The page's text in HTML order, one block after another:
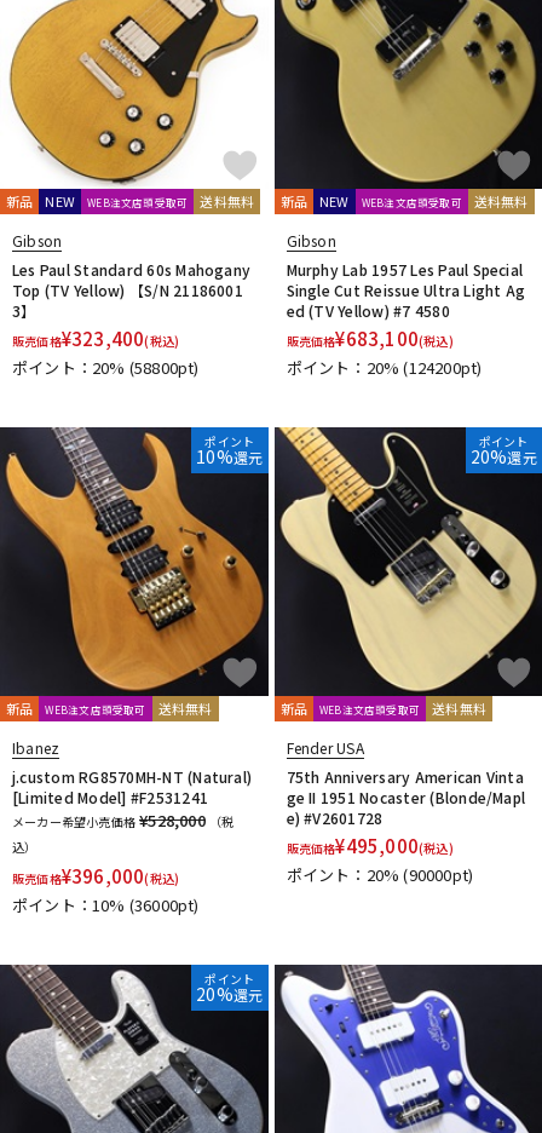
新品 NEW WEB注文店頭受取可 送料無料
Gibson
Les Paul Standard 60s Mahogany
Top (TV Yellow) 【S/N 21186001
3】
販売価格¥323,400(税込)
ポイント：20% (58800pt)
新品 NEW WEB注文店頭受取可 送料無料
Gibson
Murphy Lab 1957 Les Paul Special
Single Cut Reissue Ultra Light Ag
ed (TV Yellow) #7 4580
販売価格¥683,100(税込)
ポイント：20%(124200pt)
ポイント
10%還元
新品 WEB注文店頭受取可 送料無料
Ibanez
j.custom RG8570MH-NT (Natural)
[Limited Model] #F2531241
メーカー希望小売価格 ¥528,000
（税
込）
販売価格¥396,000(税込)
ポイント：10% (36000pt)
ポイント
20%還元
新品 WEB注文店頭受取可 送料無料
Fender USA
75th Anniversary American Vinta
ge II 1951 Nocaster (Blonde/Mapl
e) #V2601728
販売価格¥495,000(税込)
ポイント：20%(90000pt)
ポイント
20%還元